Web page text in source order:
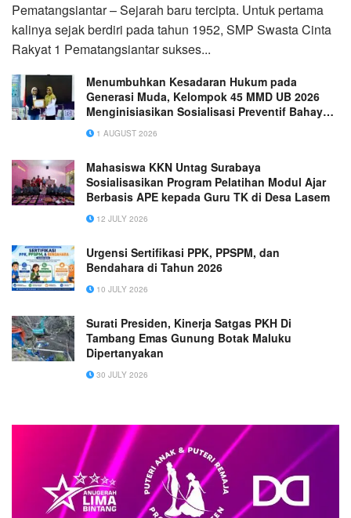
Pematangsiantar – Sejarah baru tercipta. Untuk pertama
kalinya sejak berdiri pada tahun 1952, SMP Swasta Cinta
Rakyat 1 Pematangsiantar sukses...
Menumbuhkan Kesadaran Hukum pada
Generasi Muda, Kelompok 45 MMD UB 2026
Menginisiasikan Sosialisasi Preventif Bahaya
Judi Online di SD Negeri Jeblogan 3 Paron
1 AUGUST 2026
Mahasiswa KKN Untag Surabaya
Sosialisasikan Program Pelatihan Modul Ajar
Berbasis APE kepada Guru TK di Desa Lasem
12 JULY 2026
Urgensi Sertifikasi PPK, PPSPM, dan
Bendahara di Tahun 2026
10 JULY 2026
Surati Presiden, Kinerja Satgas PKH Di
Tambang Emas Gunung Botak Maluku
Dipertanyakan
30 JULY 2026